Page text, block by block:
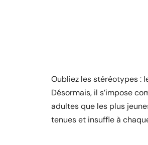
Oubliez les stéréotypes :
Désormais, il s’impose
adultes que les plus
tenues et insuffle à